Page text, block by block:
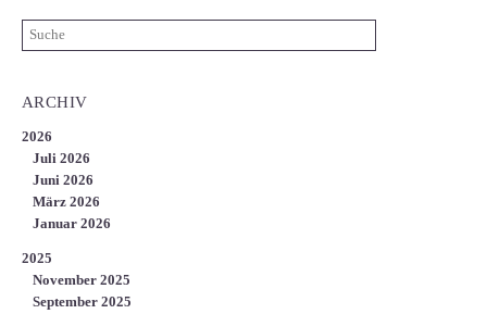
ARCHIV
2026
Juli 2026
Juni 2026
März 2026
Januar 2026
2025
November 2025
September 2025